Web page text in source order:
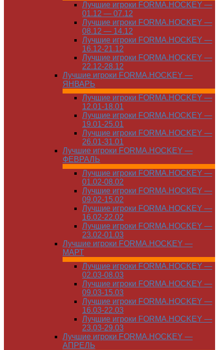
Лучшие игроки FORMA.HOCKEY —
01.12 — 07.12
Лучшие игроки FORMA.HOCKEY —
08.12 — 14.12
Лучшие игроки FORMA.HOCKEY —
16.12-21.12
Лучшие игроки FORMA.HOCKEY —
22.12-28.12
Лучшие игроки FORMA.HOCKEY —
ЯНВАРЬ
Лучшие игроки FORMA.HOCKEY —
12.01-18.01
Лучшие игроки FORMA.HOCKEY —
19.01-25.01
Лучшие игроки FORMA.HOCKEY —
26.01-31.01
Лучшие игроки FORMA.HOCKEY —
ФЕВРАЛЬ
Лучшие игроки FORMA.HOCKEY —
01.02-08.02
Лучшие игроки FORMA.HOCKEY —
09.02-15.02
Лучшие игроки FORMA.HOCKEY —
16.02-22.02
Лучшие игроки FORMA.HOCKEY —
23.02-01.03
Лучшие игроки FORMA.HOCKEY —
МАРТ
Лучшие игроки FORMA.HOCKEY —
02.03-08.03
Лучшие игроки FORMA.HOCKEY —
09.03-15.03
Лучшие игроки FORMA.HOCKEY —
16.03-22.03
Лучшие игроки FORMA.HOCKEY —
23.03-29.03
Лучшие игроки FORMA.HOCKEY —
АПРЕЛЬ